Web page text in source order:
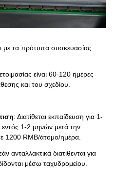
με τα πρότυπα συσκευασίας
είναι 60-120 ημέρες
και του σχεδίου.
: Διατίθεται εκπαίδευση για 1-
εντός 1-2 μηνών μετά την
1200 RMB/άτομο/ημέρα.
ανταλλακτικά διατίθενται για
μέσω ταχυδρομείου.